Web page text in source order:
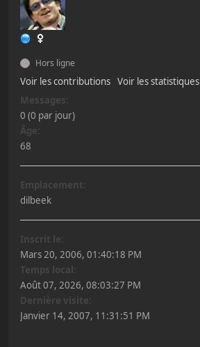
Hors ligne
Voir les contributions Voir les statistiques
Messages:
0 (0 par jour)
Âge:
68
Emplacement:
dilbeek
Inscrit le:
Mars 20, 2006, 01:40:18 PM
Temps local:
Août 07, 2026, 08:03:27 PM
Dernière visite:
Janvier 14, 2007, 11:31:51 PM